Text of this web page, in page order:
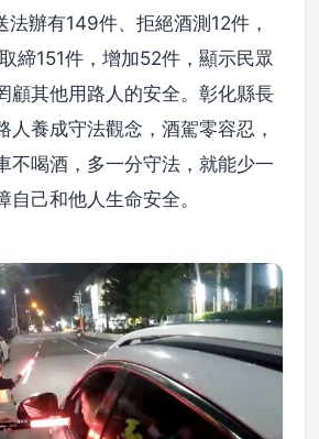
辦有149件、拒絕酒測12件，
締151件，增加52件，顯示民眾
顧其他用路人的安全。彰化縣長
人養成守法觀念，酒駕零容忍，
不喝酒，多一分守法，就能少一
自己和他人生命安全。